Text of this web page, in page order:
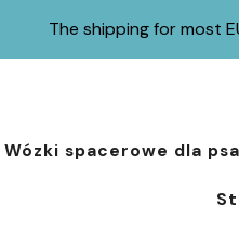
The shipping for most
Wózki spacerowe dla